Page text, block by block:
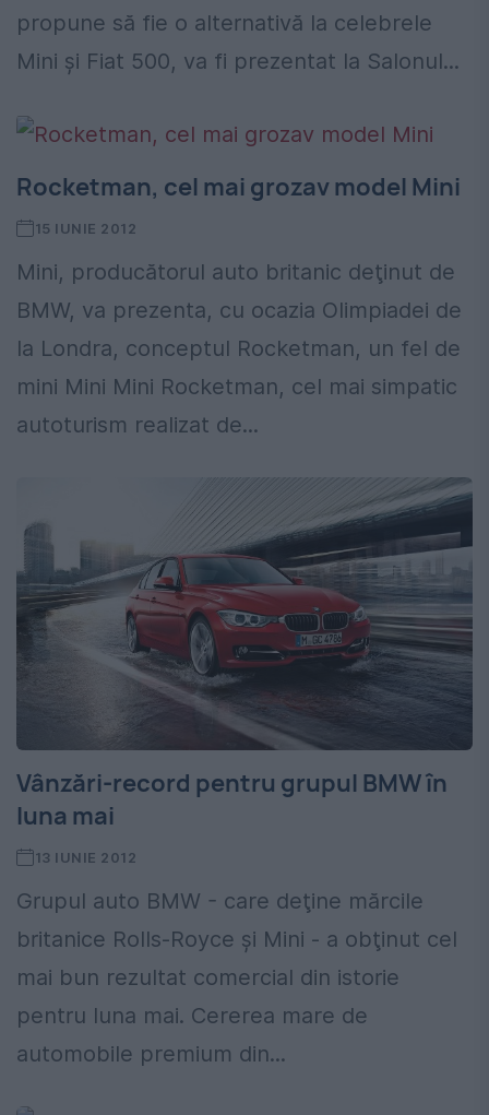
propune să fie o alternativă la celebrele
Mini şi Fiat 500, va fi prezentat la Salonul...
Rocketman, cel mai grozav model Mini
15 IUNIE 2012
Mini, producătorul auto britanic deţinut de
BMW, va prezenta, cu ocazia Olimpiadei de
la Londra, conceptul Rocketman, un fel de
mini Mini Mini Rocketman, cel mai simpatic
autoturism realizat de...
Vânzări-record pentru grupul BMW în
luna mai
13 IUNIE 2012
Grupul auto BMW - care deţine mărcile
britanice Rolls-Royce şi Mini - a obţinut cel
mai bun rezultat comercial din istorie
pentru luna mai. Cererea mare de
automobile premium din...